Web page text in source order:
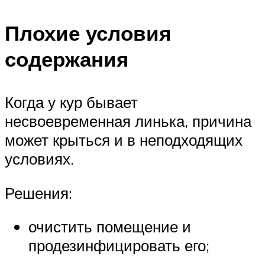
Плохие условия
содержания
Когда у кур бывает
несвоевременная линька, причина
может крыться и в неподходящих
условиях.
Решения:
очистить помещение и
продезинфицировать его;